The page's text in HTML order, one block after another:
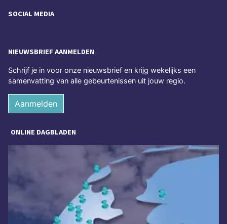
SOCIAL MEDIA
NIEUWSBRIEF AANMELDEN
Schrijf je in voor onze nieuwsbrief en krijg wekelijks een
samenvatting van alle gebeurtenissen uit jouw regio.
Aanmelden
ONLINE DAGBLADEN